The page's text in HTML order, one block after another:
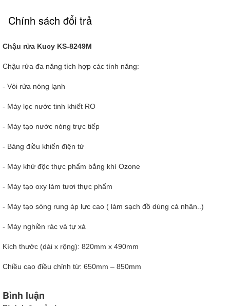
Chính sách đổi trả
Chậu rửa Kucy KS-8249M
Chậu rửa đa năng tích hợp các tính năng:
- Vòi rửa nóng lạnh
- Máy lọc nước tinh khiết RO
- Máy tạo nước nóng trực tiếp
- Bảng điều khiển điện tử
- Máy khử độc thực phẩm bằng khí Ozone
- Máy tạo oxy làm tươi thực phẩm
- Máy tạo sóng rung áp lực cao ( làm sạch đồ dùng cá nhân..)
- Máy nghiền rác và tự xả
Kích thước (dài x rộng): 820mm x 490mm
Chiều cao điều chỉnh từ: 650mm – 850mm
Bình luận